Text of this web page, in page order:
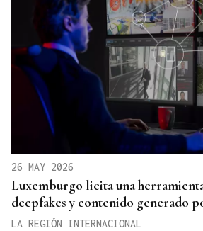
26 MAY 2026
Luxemburgo licita una
deepfakes y contenido generado
LA REGIÓN INTERNACIONAL